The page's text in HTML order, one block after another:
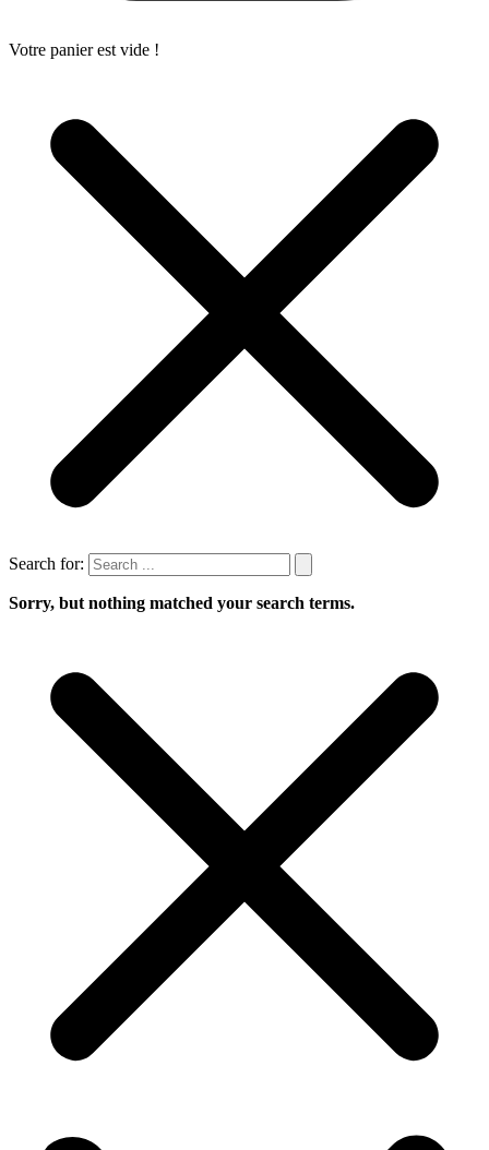
Votre panier est vide !
Search for:
Sorry, but nothing matched your search terms.